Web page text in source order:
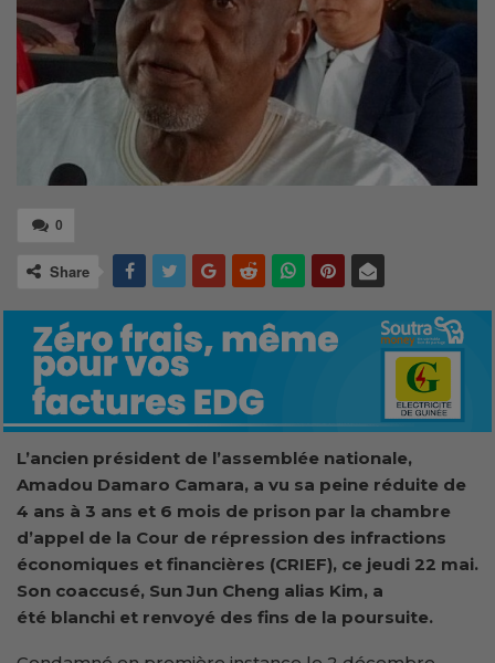
0
Share
L’ancien président de l’assemblée nationale,
Amadou Damaro Camara, a vu sa peine réduite de
4 ans à 3 ans et 6 mois de prison par la chambre
d’appel de la Cour de répression des infractions
économiques et financières (CRIEF), ce jeudi 22 mai.
Son coaccusé, Sun Jun Cheng alias Kim, a
été blanchi et renvoyé des fins de la poursuite.